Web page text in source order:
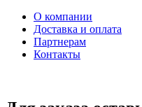
О компании
Доставка и оплата
Партнерам
Контакты